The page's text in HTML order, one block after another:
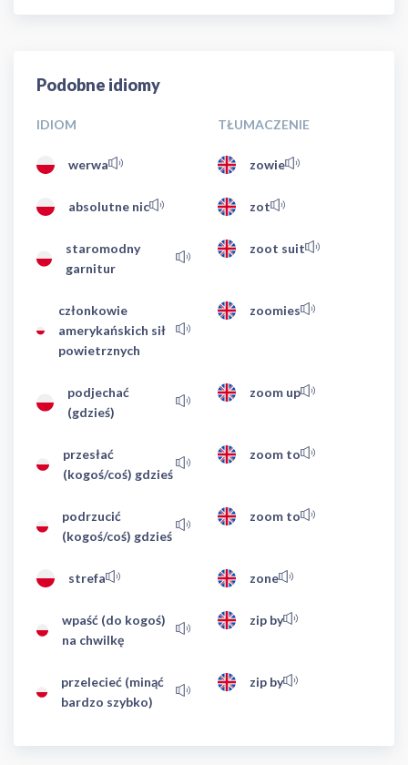
Podobne idiomy
IDIOM TŁUMACZENIE
werwa zowie
absolutne nic zot
staromodny
garnitur
zoot suit
członkowie
amerykańskich sił
powietrznych
zoomies
podjechać
(gdzieś)
zoom up
przesłać
(kogoś/coś) gdzieś
zoom to
podrzucić
(kogoś/coś) gdzieś
zoom to
strefa zone
wpaść (do kogoś)
na chwilkę
zip by
przelecieć (minąć
bardzo szybko)
zip by